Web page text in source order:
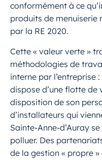
conformément à ce
produits de menuiserie
par la RE 2020.
Cette « valeur verte »
méthodologies de
interne par l’entreprise
dispose d’une flotte de
disposition de son
d’installateurs qui
Sainte-Anne-d’Auray
polluer. Des
de la gestion « propre